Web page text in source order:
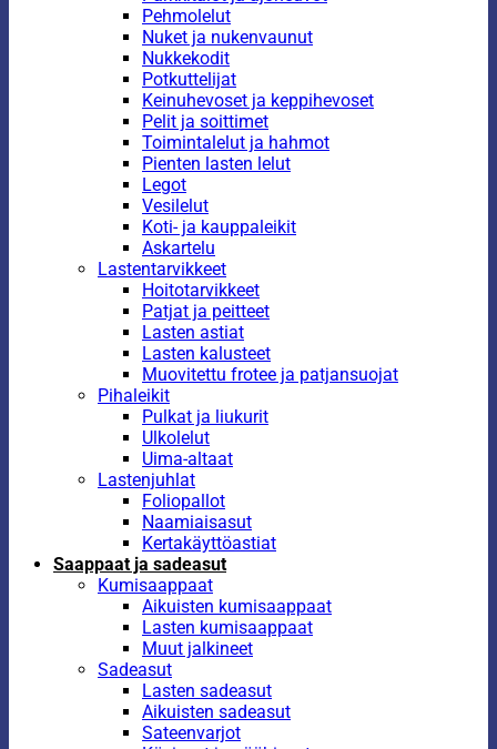
Pehmolelut
Nuket ja nukenvaunut
Nukkekodit
Potkuttelijat
Keinuhevoset ja keppihevoset
Pelit ja soittimet
Toimintalelut ja hahmot
Pienten lasten lelut
Legot
Vesilelut
Koti- ja kauppaleikit
Askartelu
Lastentarvikkeet
Hoitotarvikkeet
Patjat ja peitteet
Lasten astiat
Lasten kalusteet
Muovitettu frotee ja patjansuojat
Pihaleikit
Pulkat ja liukurit
Ulkolelut
Uima-altaat
Lastenjuhlat
Foliopallot
Naamiaisasut
Kertakäyttöastiat
Saappaat ja sadeasut
Kumisaappaat
Aikuisten kumisaappaat
Lasten kumisaappaat
Muut jalkineet
Sadeasut
Lasten sadeasut
Aikuisten sadeasut
Sateenvarjot